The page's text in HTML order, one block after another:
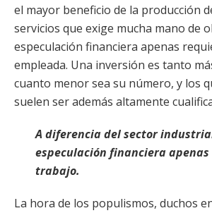
el mayor beneficio de la producción
servicios que exige mucha mano de
especulación financiera apenas
empleada. Una inversión es tanto
cuanto menor sea su número, y los
suelen ser además altamente
A diferencia del sector
especulación financiera
trabajo.
La hora de los populismos, duchos